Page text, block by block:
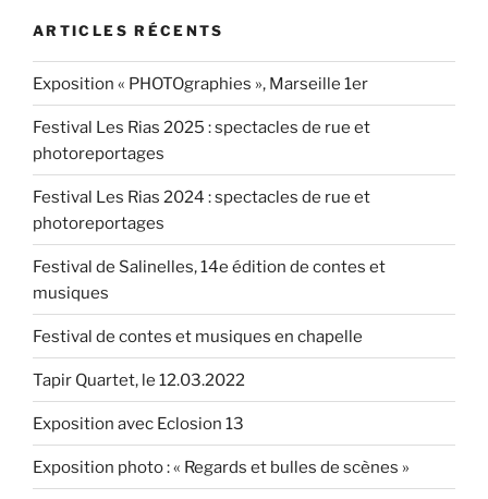
les
Impatients
du
Jazz
16.11.2016 »
ARTICLES RÉCENTS
Exposition « PHOTOgraphies », Marseille 1er
Festival Les Rias 2025 : spectacles de rue et
photoreportages
Festival Les Rias 2024 : spectacles de rue et
photoreportages
Festival de Salinelles, 14e édition de contes et
musiques
Festival de contes et musiques en chapelle
Tapir Quartet, le 12.03.2022
Exposition avec Eclosion 13
Exposition photo : « Regards et bulles de scènes »